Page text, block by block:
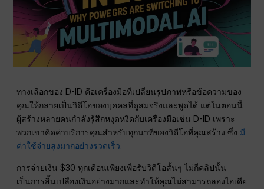
ทางเลือกของ D-ID คือเครื่องมือที่เปลี่ยนรูปภาพหรือข้อความของ
คุณให้กลายเป็นวิดีโอของบุคคลที่ดูสมจริงและพูดได้ แต่ในตอนนี้
ผู้สร้างหลายคนกำลังรู้สึกหงุดหงิดกับเครื่องมือเช่น D-ID เพราะ
พวกเขาคิดค่าบริการคุณสำหรับทุกนาทีของวิดีโอที่คุณสร้าง ซึ่ง มี
ค่าใช้จ่ายสูงมากอย่างรวดเร็ว.
การจ่ายเงิน $30 ทุกเดือนเพียงเพื่อรับวิดีโอสั้นๆ ไม่กี่คลิปนั้น
เป็นการสิ้นเปลืองเงินอย่างมากและทำให้คุณไม่สามารถลองไอเดีย